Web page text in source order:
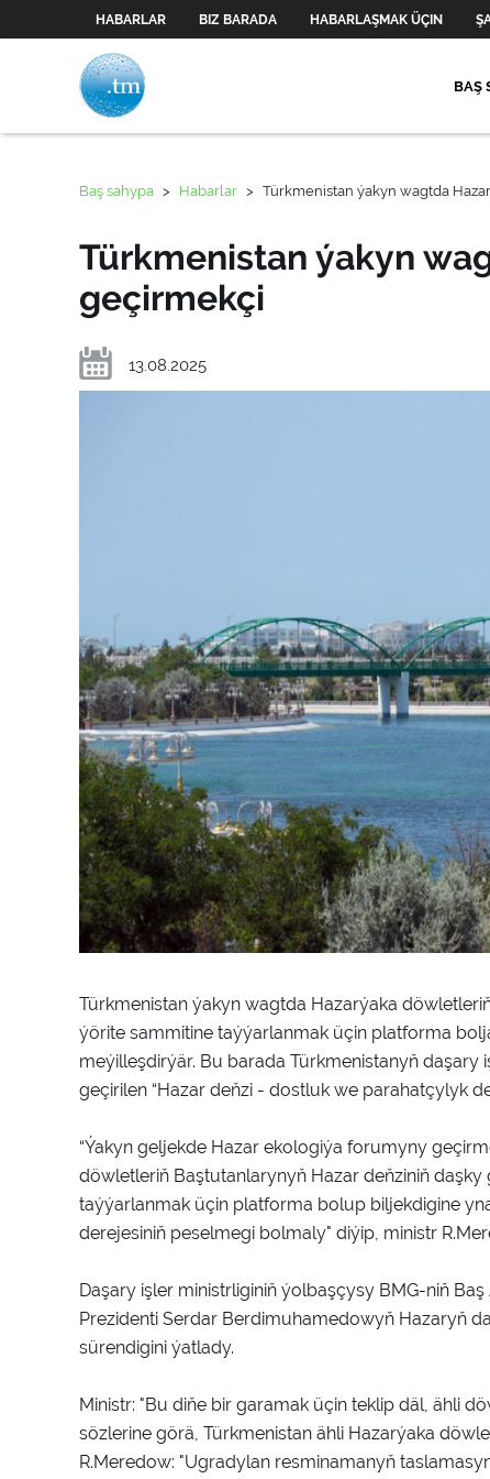
HABARLAR BIZ BARADA HABARLAŞMAK ÜÇIN
BAŞ
Baş sahypa > Habarlar > Türkmenistan ýakyn wagtda
Türkmenistan ýakyn
geçirmekçi
13.08.2025
Türkmenistan ýakyn wagtda Hazarýaka
ýörite sammitine taýýarlanmak üçin platforma
meýilleşdirýär. Bu barada Türkmenistanyň daşary
geçirilen “Hazar deňzi - dostluk we parahatçylyk
“Ýakyn geljekde Hazar ekologiýa forumyny
döwletleriň Baştutanlarynyň Hazar deňziniň
taýýarlanmak üçin platforma bolup biljekdigine
derejesiniň peselmegi bolmaly" diýip, ministr
Daşary işler ministrliginiň ýolbaşçysy BMG-niň
Prezidenti Serdar Berdimuhamedowyň Hazaryň
sürendigini ýatlady.
Ministr: "Bu diňe bir garamak üçin teklip däl, ähli
sözlerine görä, Türkmenistan ähli Hazarýaka
R.Meredow: "Ugradylan resminamanyň